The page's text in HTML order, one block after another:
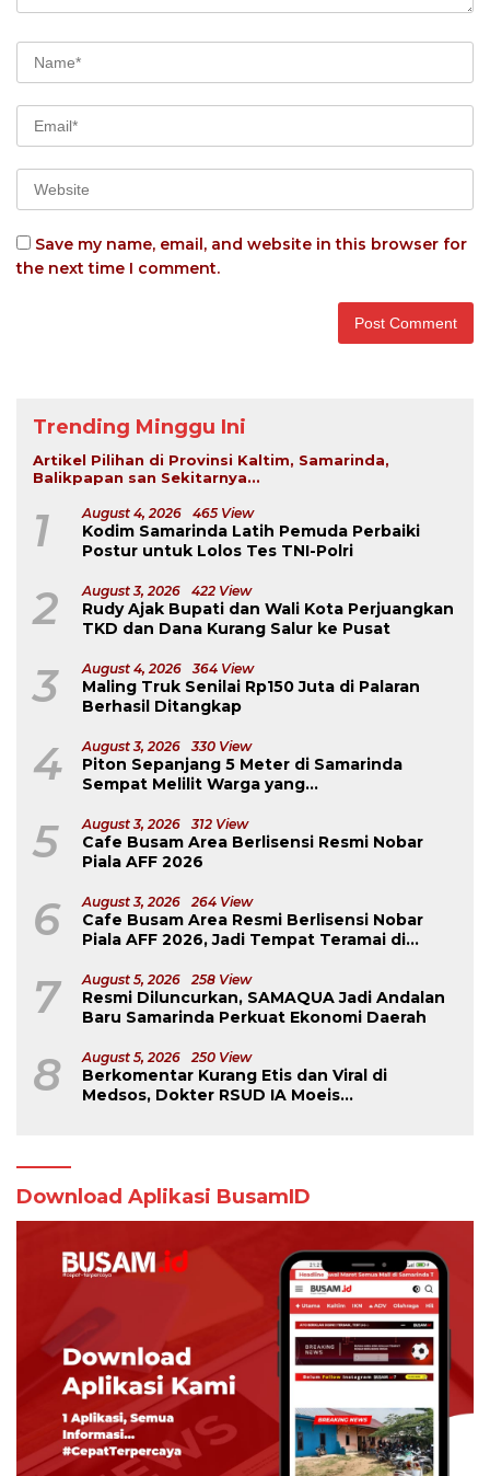
Save my name, email, and website in this browser for
the next time I comment.
Trending Minggu Ini
Artikel Pilihan di Provinsi Kaltim, Samarinda,
Balikpapan san Sekitarnya...
1 August 4, 2026 465 View
Kodim Samarinda Latih Pemuda Perbaiki
Postur untuk Lolos Tes TNI-Polri
2 August 3, 2026 422 View
Rudy Ajak Bupati dan Wali Kota Perjuangkan
TKD dan Dana Kurang Salur ke Pusat
3 August 4, 2026 364 View
Maling Truk Senilai Rp150 Juta di Palaran
Berhasil Ditangkap
4 August 3, 2026 330 View
Piton Sepanjang 5 Meter di Samarinda
Sempat Melilit Warga yang
5 August 3, 2026 312 View
Cafe Busam Area Berlisensi Resmi Nobar
Piala AFF 2026
6 August 3, 2026 264 View
Cafe Busam Area Resmi Berlisensi Nobar
Piala AFF 2026, Jadi Tempat Teramai di
7 August 5, 2026 258 View
Resmi Diluncurkan, SAMAQUA Jadi Andalan
Baru Samarinda Perkuat Ekonomi Daerah
8 August 5, 2026 250 View
Berkomentar Kurang Etis dan Viral di
Medsos, Dokter RSUD IA Moeis
Download Aplikasi BusamID